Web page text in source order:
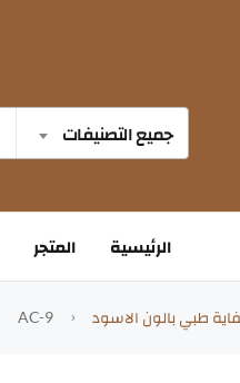
جميع التصنيفات
الرئيسية المتجر
طبي بالون الاسود